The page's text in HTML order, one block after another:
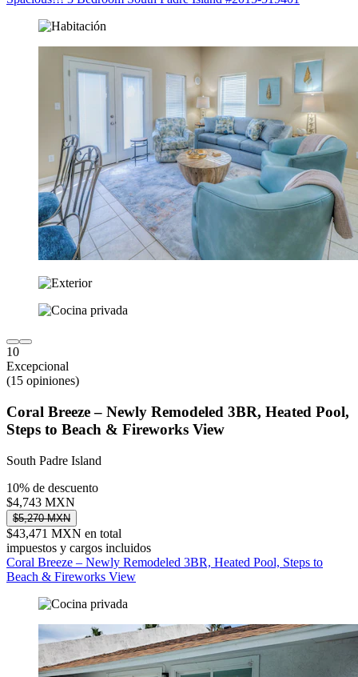
10
Excepcional
(15 opiniones)
Coral Breeze – Newly Remodeled 3BR, Heated Pool,
Steps to Beach & Fireworks View
South Padre Island
10% de descuento
$4,743 MXN
$5,270 MXN
$43,471 MXN en total
impuestos y cargos incluidos
Coral Breeze – Newly Remodeled 3BR, Heated Pool, Steps to
Beach & Fireworks View